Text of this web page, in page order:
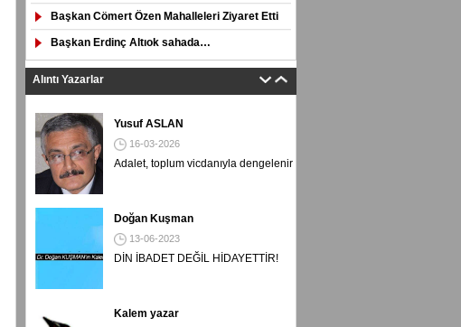
Başkan Cömert Özen Mahalleleri Ziyaret Etti
Başkan Erdinç Altıok sahada…
Alıntı Yazarlar
Yusuf ASLAN
16-03-2026
Adalet, toplum vicdanıyla dengelenir
Doğan Kuşman
13-06-2023
DİN İBADET DEĞİL HİDAYETTİR!
Kalem yazar